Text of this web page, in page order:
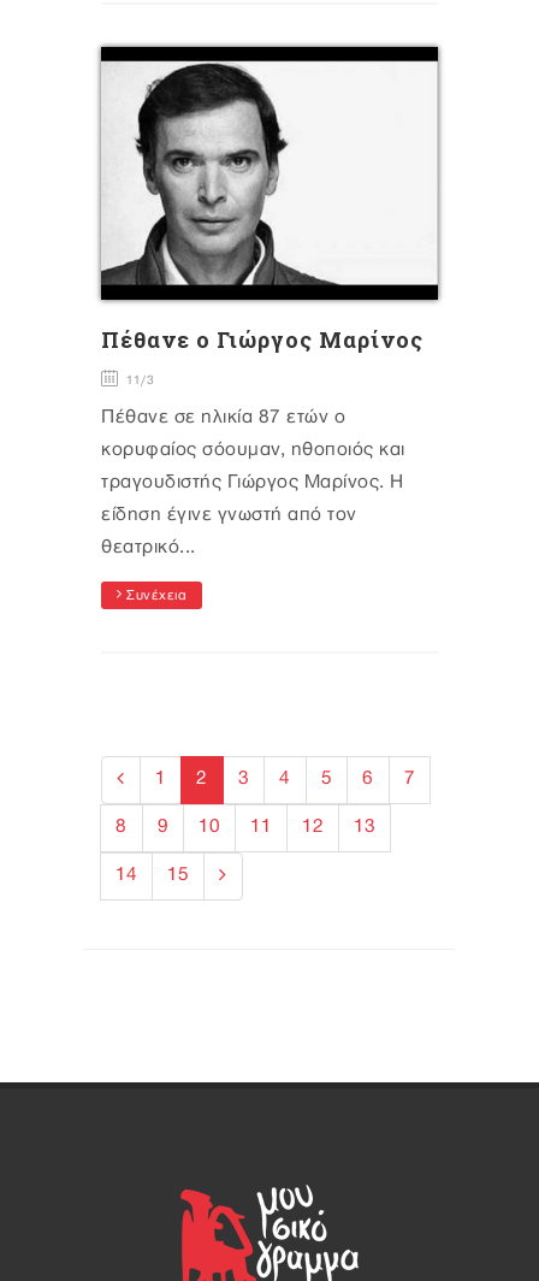
Πέθανε ο Γιώργος Μαρίνος
11/3
Πέθανε σε ηλικία 87 ετών ο
κορυφαίος σόουμαν, ηθοποιός και
τραγουδιστής Γιώργος Μαρίνος. Η
είδηση έγινε γνωστή από τον
θεατρικό...
Συνέχεια
1 2 3 4 5 6 7
8 9 10 11 12 13
14 15